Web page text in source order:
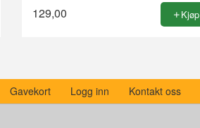
129,00 Kjøp
Gavekort Logg inn Kontakt oss